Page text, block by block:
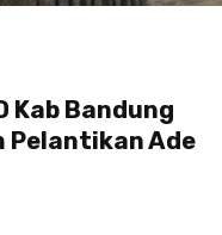
Kab Bandung
Ade